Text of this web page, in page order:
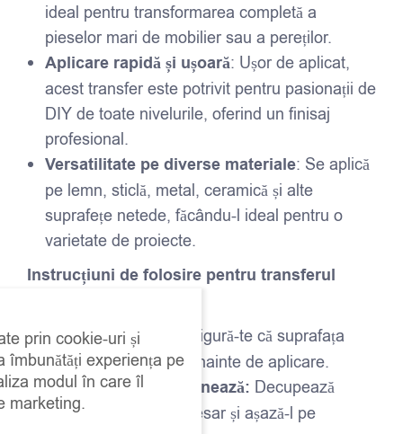
ideal pentru transformarea completă a
pieselor mari de mobilier sau a pereților.
Aplicare rapidă și ușoară: Ușor de aplicat,
acest transfer este potrivit pentru pasionații de
DIY de toate nivelurile, oferind un finisaj
profesional.
Versatilitate pe diverse materiale: Se aplică
pe lemn, sticlă, metal, ceramică și alte
suprafețe netede, făcându-l ideal pentru o
varietate de proiecte.
Instrucțiuni de folosire pentru transferul
Curăță suprafața:
Asigură-te că suprafața
este curată și uscată înainte de aplicare.
Decupează și poziționează: Decupează
transferul dacă e necesar și așază-l pe
prin cookie-uri și
îmbunătăți experiența pe
modul în care îl
marketing.